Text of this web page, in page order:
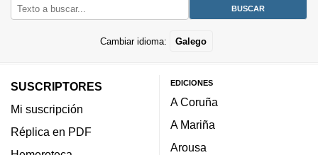
Cambiar idioma: Galego
SUSCRIPTORES
Mi suscripción
Réplica en PDF
EDICIONES
A Coruña
A Mariña
Arousa